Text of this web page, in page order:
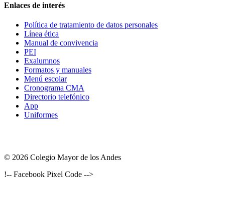
Enlaces de interés
Política de tratamiento de datos personales
Línea ética
Manual de convivencia
PEI
Exalumnos
Formatos y manuales
Menú escolar
Cronograma CMA
Directorio telefónico
App
Uniformes
© 2026 Colegio Mayor de los Andes
!-- Facebook Pixel Code -->